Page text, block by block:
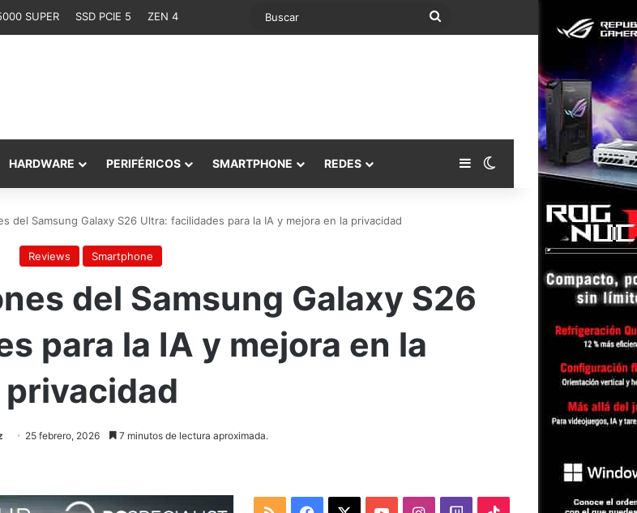
SUPER SSD PCIE 5 ZEN 4 Buscar
HARDWARE PERIFÉRICOS SMARTPHONE REDES Barra lateral
Switch skin
del Samsung Galaxy S26 Ultra: facilidades para la IA y mejora en la privacidad
Reviews Smartphone
del Samsung Galaxy S26
para la IA y mejora en la
privacidad
25 febrero, 2026 7 minutos de lectura aproximada.